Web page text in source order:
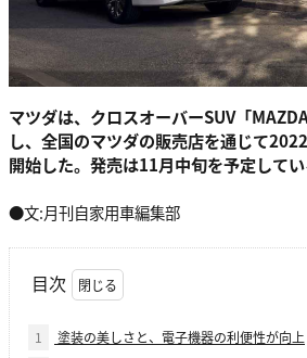
マツダは、クロスオーバーSUV「
し、全国のマツダの販売店を通じて
開始した。発売は11月中旬を予定してい
●文:月刊自家用車編集部
目次
1
塗装の美しさと、電子機器の利便性が向上